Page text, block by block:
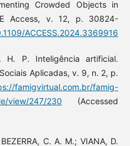
Crowded Objects in
Access, v. 12, p. 30824-
ACCESS.2024.3369916
H. P. Inteligência artificial.
Aplicadas, v. 9, n. 2, p.
famigvirtual.com.br/famig-
view/247/230 (Accessed
C. A. M.; VIANA, D.